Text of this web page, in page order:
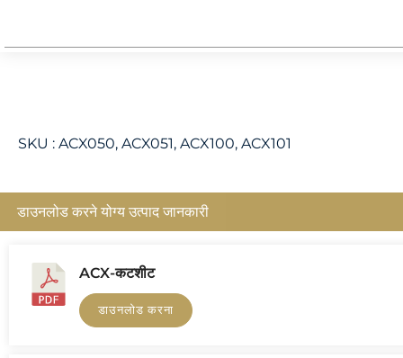
SKU : ACX050, ACX051, ACX100, ACX101
डाउनलोड करने योग्य उत्पाद जानकारी
ACX-कटशीट
डाउनलोड करना